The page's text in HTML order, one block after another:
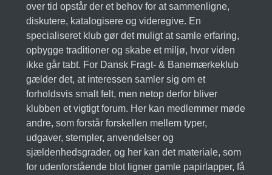
over tid opstår der et behov for at sammenligne,
diskutere, katalogisere og videregive. En
specialiseret klub gør det muligt at samle erfaring,
opbygge traditioner og skabe et miljø, hvor viden
ikke går tabt. For Dansk Fragt- & Banemærkeklub
gælder det, at interessen samler sig om et
forholdsvis smalt felt, men netop derfor bliver
klubben et vigtigt forum. Her kan medlemmer møde
andre, som forstår forskellen mellem typer,
udgaver, stempler, anvendelser og
sjældenhedsgrader, og her kan det materiale, som
for udenforstående blot ligner gamle papirlapper, få